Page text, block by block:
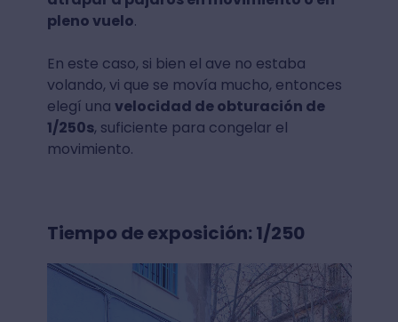
pleno vuelo.
En este caso, si bien el ave no estaba
volando, vi que se movía mucho, entonces
elegí una velocidad de obturación de
1/250s, suficiente para congelar el
movimiento.
Tiempo de exposición: 1/250